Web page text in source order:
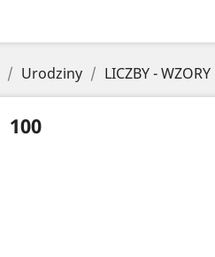
Urodziny LICZBY - WZORY
100